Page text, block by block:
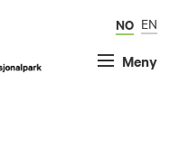
NO EN
Meny